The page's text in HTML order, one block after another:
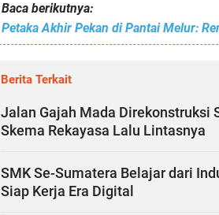
Baca berikutnya:
Berita Terkait
Jalan Gajah Mada Direkonstruksi
Skema Rekayasa Lalu Lintasnya
SMK Se-Sumatera Belajar dari
Siap Kerja Era Digital